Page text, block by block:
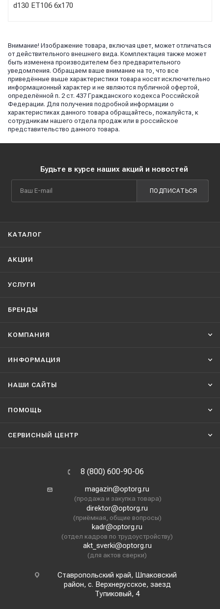
d130 ET106 6х170
Внимание! Изображение товара, включая цвет, может отличаться
от действительного внешнего вида. Комплектация также может
быть изменена производителем без предварительного
уведомления. Обращаем ваше внимание на то, что все
приведённые выше характеристики товара носят исключительно
информационный характер и не являются публичной офертой,
определённой п. 2 ст. 437 Гражданского кодекса Российской
Федерации. Для получения подробной информации о
характеристиках данного товара обращайтесь, пожалуйста, к
сотрудникам нашего отдела продаж или в российское
представительство данного товара.
Будьте в курсе наших акций и новостей
ПОДПИСАТЬСЯ
КАТАЛОГ
АКЦИИ
УСЛУГИ
БРЕНДЫ
КОМПАНИЯ
ИНФОРМАЦИЯ
НАШИ CАЙТЫ
ПОМОЩЬ
СЕРВИСНЫЙ ЦЕНТР
8 (800) 600-90-06
magazin@optorg.ru
(продажа и закупка товара)
direktor@optorg.ru
(приёмная, общие вопросы)
kadr@optorg.ru
(отдел кадров по трудоустройству)
akt_sverki@optorg.ru
(для актов сверки)
Ставропольский край, Шпаковский
район, с. Верхнерусское, заезд
Тупиковый, 4